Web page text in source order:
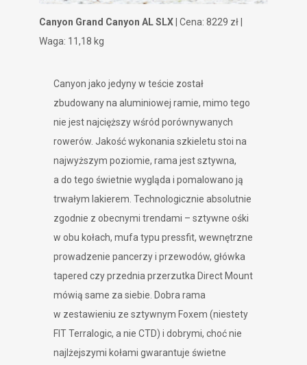
Canyon Grand Canyon AL SLX| Cena: 8229 zł |
Waga: 11,18 kg
Canyon jako jedyny w teście został
zbudowany na aluminiowej ramie, mimo tego
nie jest najcięższy wśród porównywanych
rowerów. Jakość wykonania szkieletu stoi na
najwyższym poziomie, rama jest sztywna,
a do tego świetnie wygląda i pomalowano ją
trwałym lakierem. Technologicznie absolutnie
zgodnie z obecnymi trendami – sztywne ośki
w obu kołach, mufa typu pressfit, wewnętrzne
prowadzenie pancerzy i przewodów, główka
tapered czy przednia przerzutka Direct Mount
mówią same za siebie. Dobra rama
w zestawieniu ze sztywnym Foxem (niestety
FIT Terralogic, a nie CTD) i dobrymi, choć nie
najlżejszymi kołami gwarantuje świetne